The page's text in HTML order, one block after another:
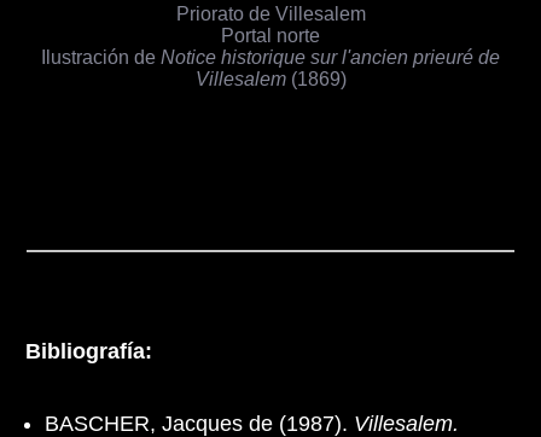
Priorato de Villesalem
Portal norte
Ilustración de Notice historique sur l'ancien prieuré de
Villesalem(1869)
Bibliografía:
BASCHER, Jacques de (1987). Villesalem.